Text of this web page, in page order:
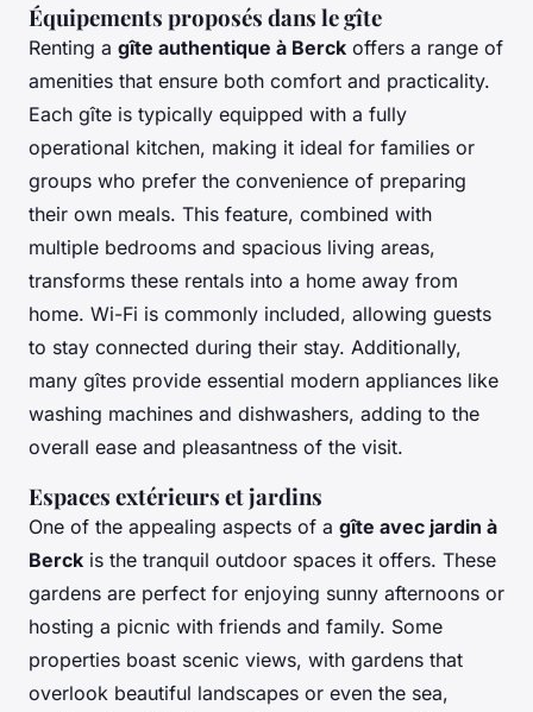
Équipements proposés dans le gîte
Renting a gîte authentique à Berck offers a range of
amenities that ensure both comfort and practicality.
Each gîte is typically equipped with a fully
operational kitchen, making it ideal for families or
groups who prefer the convenience of preparing
their own meals. This feature, combined with
multiple bedrooms and spacious living areas,
transforms these rentals into a home away from
home. Wi-Fi is commonly included, allowing guests
to stay connected during their stay. Additionally,
many gîtes provide essential modern appliances like
washing machines and dishwashers, adding to the
overall ease and pleasantness of the visit.
Espaces extérieurs et jardins
One of the appealing aspects of a gîte avec jardin à
Berck is the tranquil outdoor spaces it offers. These
gardens are perfect for enjoying sunny afternoons or
hosting a picnic with friends and family. Some
properties boast scenic views, with gardens that
overlook beautiful landscapes or even the sea,